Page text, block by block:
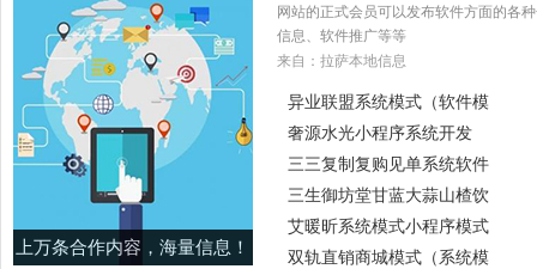
上万条合作内容，海量信息！
网站的正式会员可以发布软件方面的各
信息、软件推广等等
来自：拉萨本地信息
异业联盟系统模式（软件模
奢源水光小程序系统开发
三三复制复购见单系统软件
三生御坊堂甘蓝大蒜山楂饮
艾暖昕系统模式小程序模式
双轨直销商城模式（系统模